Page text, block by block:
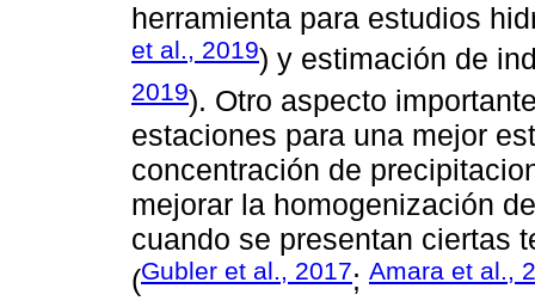
herramienta para estudios
et al., 2019) y estimación de
2019). Otro aspecto
estaciones para una mejor
concentración de
mejorar la homogenización
cuando se presentan ciertas
(Gubler et al., 2017; Amara et al.,